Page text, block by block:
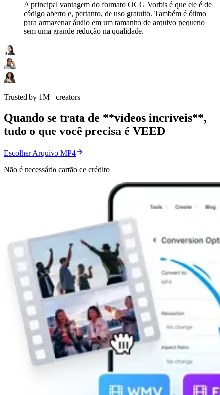
A principal vantagem do formato OGG Vorbis é que ele é de
código aberto e, portanto, de uso gratuito. Também é ótimo
para armazenar áudio em um tamanho de arquivo pequeno
sem uma grande redução na qualidade.
Trusted by 1M+ creators
Quando se trata de **vídeos incríveis**,
tudo o que você precisa é VEED
Escolher Arquivo MP4
Não é necessário cartão de crédito